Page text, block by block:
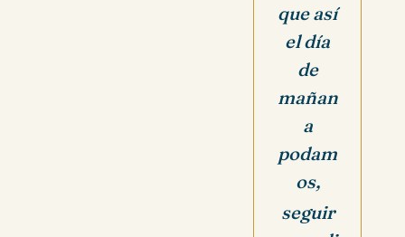
que así
el día
de
mañan
a
podam
os,
seguir